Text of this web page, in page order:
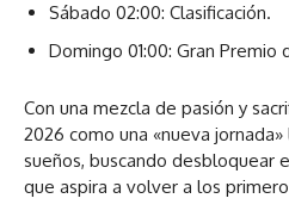
Sábado 02:00: Clasificación.
Domingo 01:00: Gran Premio
Con una mezcla de pasión y
2026 como una «nueva
sueños, buscando desbloquear
que aspira a volver a los